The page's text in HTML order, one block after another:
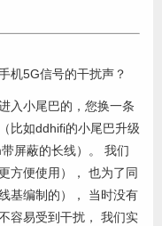
机5G信号的干扰声？
入小尾巴的，您换一条
比如ddhifi的小尾巴升级
屏蔽的长线）。 我们
方便使用）， 也为了同
基编制的）， 当时没有
容易受到干扰， 我们实